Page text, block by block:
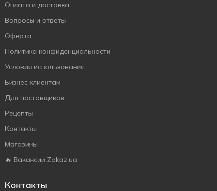
Оплата и доставка
Вопросы и ответы
Оферта
Политика конфиденциальности
Условия использования
Бизнес клиентам
Для поставщиков
Рецепты
Контакты
Магазины
🔥 Вакансии Zakaz.ua
Контакты